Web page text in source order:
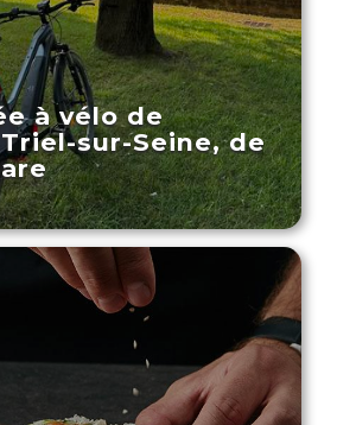
à vélo de
sur-Seine, de